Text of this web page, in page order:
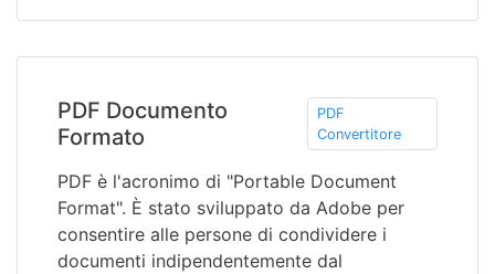
PDF Documento
Formato
PDF
Convertitore
PDF è l'acronimo di "Portable Document
Format". È stato sviluppato da Adobe per
consentire alle persone di condividere i
documenti indipendentemente dal